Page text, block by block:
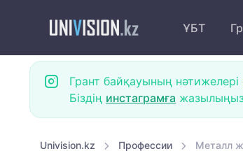
ҰБТ
Грант байқауының нәтижелері
Біздің инстаграмға
Univision.kz Профессии Металл